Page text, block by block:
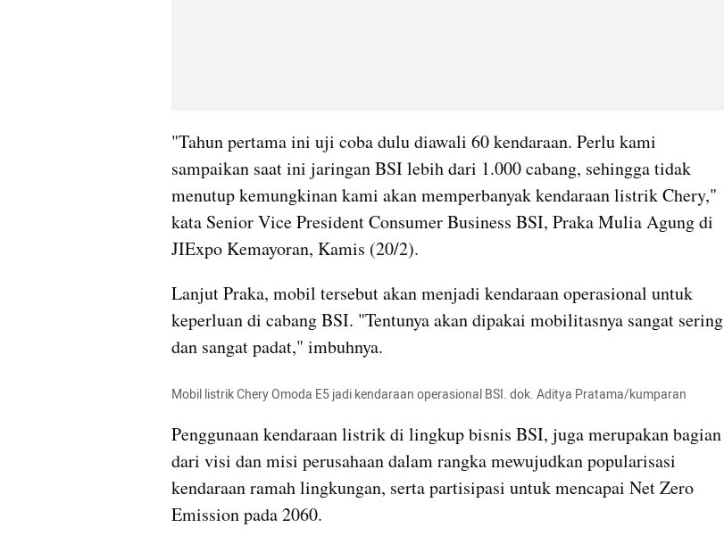
"Tahun pertama ini uji coba dulu diawali 60 kendaraan. Perlu kami
sampaikan saat ini jaringan BSI lebih dari 1.000 cabang, sehingga tidak
menutup kemungkinan kami akan memperbanyak kendaraan listrik Chery,"
kata Senior Vice President Consumer Business BSI, Praka Mulia Agung di
JIExpo Kemayoran, Kamis (20/2).
Lanjut Praka, mobil tersebut akan menjadi kendaraan operasional untuk
keperluan di cabang BSI. "Tentunya akan dipakai mobilitasnya sangat sering
dan sangat padat," imbuhnya.
Mobil listrik Chery Omoda E5 jadi kendaraan operasional BSI. dok. Aditya Pratama/kumparan
Penggunaan kendaraan listrik di lingkup bisnis BSI, juga merupakan bagian
dari visi dan misi perusahaan dalam rangka mewujudkan popularisasi
kendaraan ramah lingkungan, serta partisipasi untuk mencapai Net Zero
Emission pada 2060.